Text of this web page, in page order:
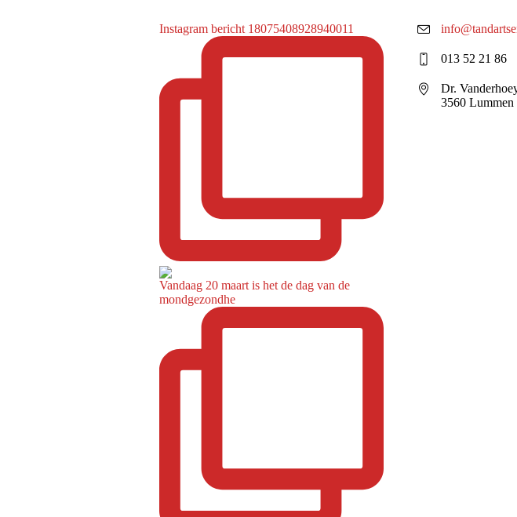
Instagram bericht 18075408928940011
Vandaag 20 maart is het de dag van de
mondgezondhe
013 52 21 86
Dr.
3560 Lummen